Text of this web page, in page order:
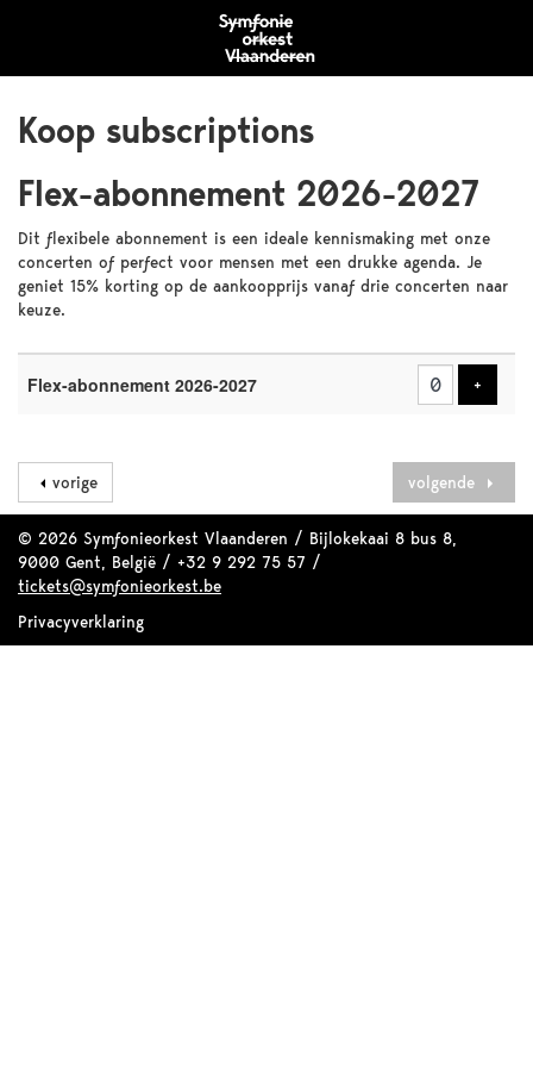
Koop subscriptions
Flex-abonnement 2026-2027
Dit flexibele abonnement is een ideale kennismaking met onze
concerten of perfect voor mensen met een drukke agenda. Je
geniet 15% korting op de aankoopprijs vanaf drie concerten naar
keuze.
Aantal
Flex-abonnement 2026-2027 +
vorige volgende
© 2026 Symfonieorkest Vlaanderen / Bijlokekaai 8 bus 8,
9000 Gent, België / +32 9 292 75 57 /
tickets@symfonieorkest.be
Privacyverklaring